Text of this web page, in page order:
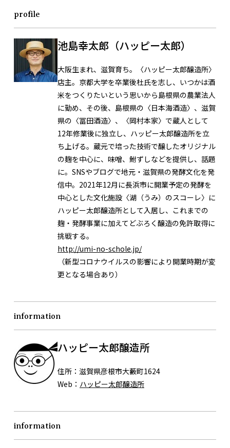
profile
池島幸太郎（ハッピー太郎）
大阪生まれ、滋賀育ち。〈ハッピー太郎醸造所〉
店主。京都大学を卒業後杜氏を志し、いつかは酒
米をつくりたいという思いから島根県の農業法人
に勤め、その後、島根県の〈日本海酒造〉、滋賀
県の〈冨田酒造〉、〈岡村本家〉で蔵人として
12年修業後に独立し、ハッピー太郎醸造所を立
ち上げる。蔵元で培った技術で醸したオリジナル
の麹を中心に、味噌、鮒ずしなどを提供し、話題
に。SNSやブログで地元・滋賀県の発酵文化を発
信中。2021年12月に長浜市に開業予定の発酵を
中心とした文化施設〈湖（うみ）のスコーレ〉に
ハッピー太郎醸造所として入居し、これまでの
麹・発酵事業に加えてどぶろく醸造の免許取得に
挑戦する。
http://umi-no-schole.jp/
（新型コロナウイルスの影響により開業時期が変
更となる場合あり）
information
ハッピー太郎醸造所
住所： 滋賀県彦根市大藪町1624
Web： ハッピー太郎醸造所
information